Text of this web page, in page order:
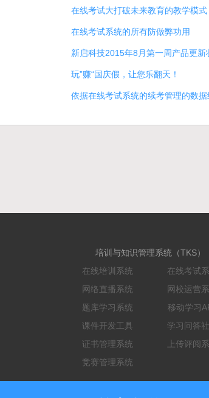
在线考试大打破未来教育的教学模式
在线考试系统的所有防做弊功用
新启科技2015年8月第一周产品更新
玩”赚“国庆假，让您乐翻天！
依据在线考试系统的续考管理的数
培训与知识管理系统（TKS）
在线培训系统
在线考试
网络直播系统
网校运营
题库学习系统
移动学习
课件开发工具
学习问答
证书管理系统
上传评阅
竞赛管理系统